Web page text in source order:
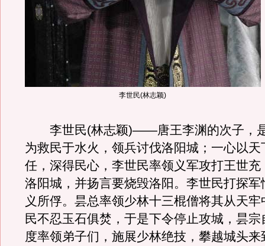
李世民(林志颖)
李世民(林志颖)——唐王李渊的次子，
为救民于水火，领兵讨伐洛阳城；一心以天
任，深得民心，李世民率领义军攻打王世充
洛阳城，并扬言要烧毁洛阳。李世民打探军
义所俘。昙总率领少林十三棍僧将其从天
民不忍玉石俱焚，于是下令停止攻城，昙宗
度率领弟子们，施展少林绝技，攀越城头